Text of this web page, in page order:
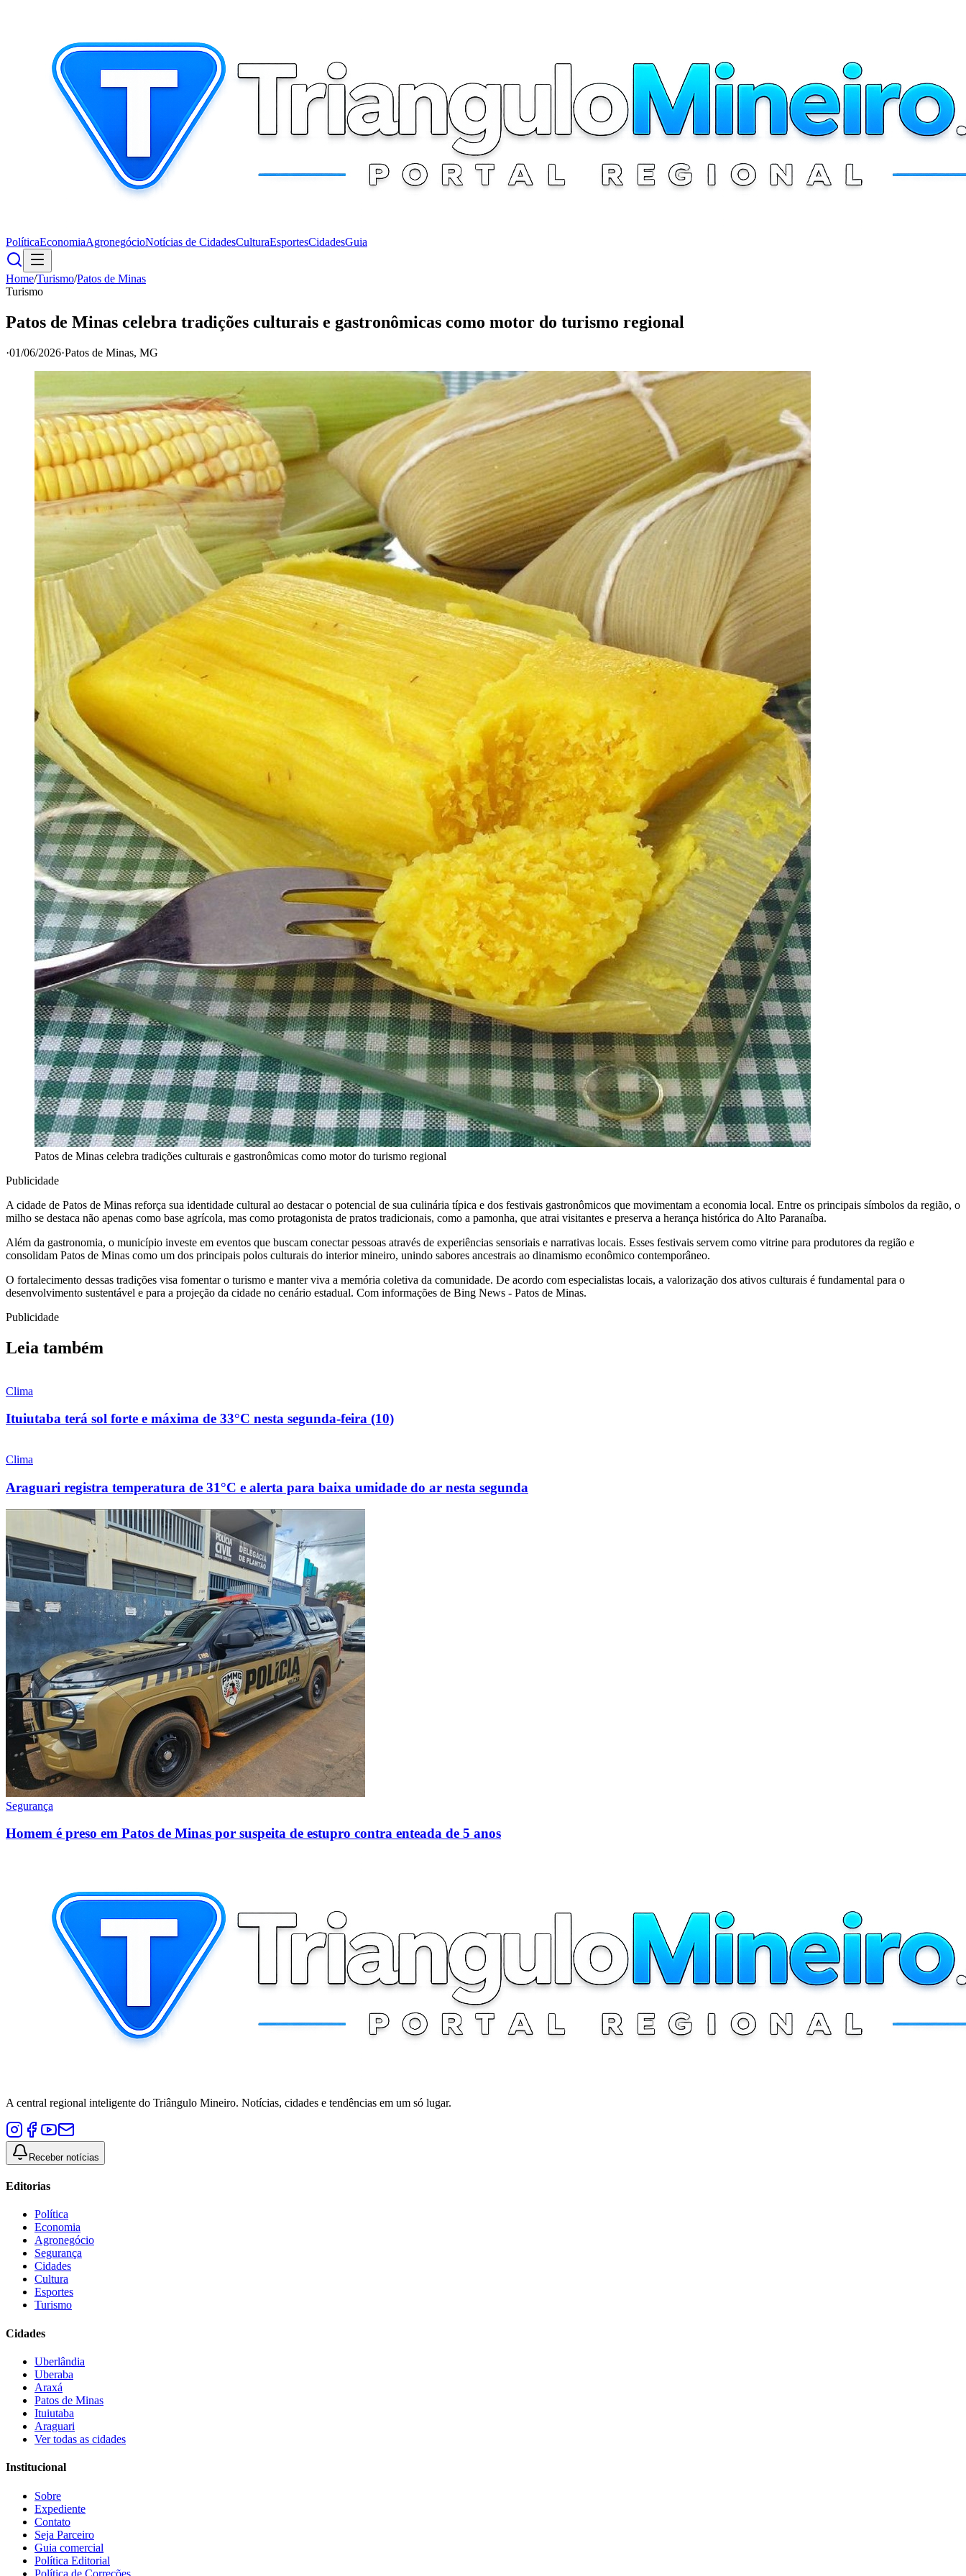
PolíticaEconomiaAgronegócioNotícias de CidadesCulturaEsportesCidadesGuia
Home/Turismo/Patos de Minas
Turismo
Patos de Minas celebra tradições culturais e gastronômicas como motor do turismo regional
·01/06/2026·Patos de Minas, MG
Patos de Minas celebra tradições culturais e gastronômicas como motor do turismo regional
Publicidade
A cidade de Patos de Minas reforça sua identidade cultural ao destacar o potencial de sua culinária típica e dos festivais gastronômicos que movimentam a economia local. Entre os principais símbolos da região, o
milho se destaca não apenas como base agrícola, mas como protagonista de pratos tradicionais, como a pamonha, que atrai visitantes e preserva a herança histórica do Alto Paranaíba.
Além da gastronomia, o município investe em eventos que buscam conectar pessoas através de experiências sensoriais e narrativas locais. Esses festivais servem como vitrine para produtores da região e
consolidam Patos de Minas como um dos principais polos culturais do interior mineiro, unindo sabores ancestrais ao dinamismo econômico contemporâneo.
O fortalecimento dessas tradições visa fomentar o turismo e manter viva a memória coletiva da comunidade. De acordo com especialistas locais, a valorização dos ativos culturais é fundamental para o
desenvolvimento sustentável e para a projeção da cidade no cenário estadual. Com informações de Bing News - Patos de Minas.
Publicidade
Leia também
Clima
Ituiutaba terá sol forte e máxima de 33°C nesta segunda-feira (10)
Clima
Araguari registra temperatura de 31°C e alerta para baixa umidade do ar nesta segunda
Segurança
Homem é preso em Patos de Minas por suspeita de estupro contra enteada de 5 anos
A central regional inteligente do Triângulo Mineiro. Notícias, cidades e tendências em um só lugar.
Receber notícias
Editorias
Política
Economia
Agronegócio
Segurança
Cidades
Cultura
Esportes
Turismo
Cidades
Uberlândia
Uberaba
Araxá
Patos de Minas
Ituiutaba
Araguari
Ver todas as cidades
Institucional
Sobre
Expediente
Contato
Seja Parceiro
Guia comercial
Política Editorial
Política de Correções